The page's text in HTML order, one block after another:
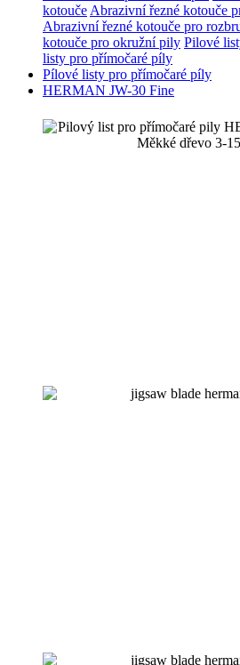
kotouče Abrazivní řezné kotouče
Abrazivní řezné kotouče pro
kotouče pro okružní pily Pilové
listy pro přímočaré píly
Pílové listy pro přímočaré píly
HERMAN JW-30 Fine